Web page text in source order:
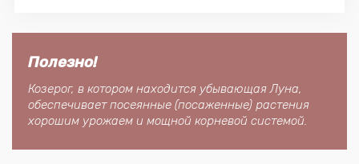
Полезно!
Козерог, в котором находится убывающая Луна,
обеспечивает посеянные (посаженные) растения
хорошим урожаем и мощной корневой системой.